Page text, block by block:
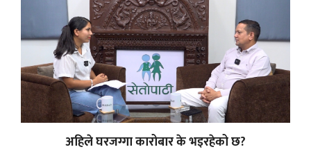
अहिले घरजग्गा कारोबार के भइरहेको छ?